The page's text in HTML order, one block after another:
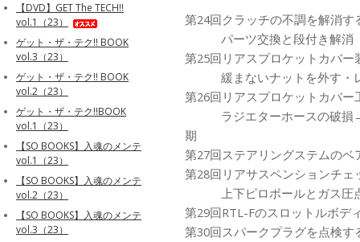
第24回クラッチの不調を解消す
パーツ交換と段付き解消
第25回リアスプロケットカバー
緩まないナットを外す・レ
第26回リアスプロケットカバー
ラジエターホースの破損→
期
第27回ステアリングステムのベ
第28回リアサスペンションチェ
上下ピロボールとガス圧
第29回RTL-Fのスロットルボデ
第30回スパークプラグを点検す
【DVD】GET The TECH!!
vol.1（23）
ゲット・ザ・テク!! BOOK
vol.3（23）
ゲット・ザ・テク!! BOOK
vol.2（23）
ゲット・ザ・テク!!BOOK
vol.1（23）
【SO BOOKS】入魂のメンテ
vol.1（23）
【SO BOOKS】入魂のメンテ
vol.2（23）
【SO BOOKS】入魂のメンテ
vol.3（23）